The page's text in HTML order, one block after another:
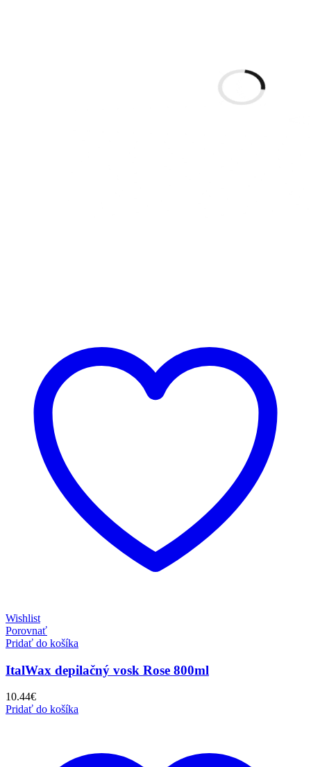
Wishlist
Porovnať
Pridať do košíka
ItalWax depilačný vosk Rose 800ml
10.44€
Pridať do košíka